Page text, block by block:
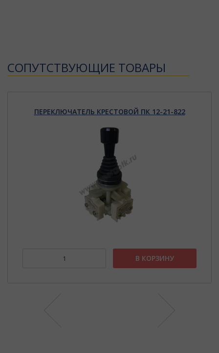
CОПУТСТВУЮЩИЕ ТОВАРЫ
ПЕРЕКЛЮЧАТЕЛЬ КРЕСТОВОЙ ПК 12-21-822
В КОРЗИНУ